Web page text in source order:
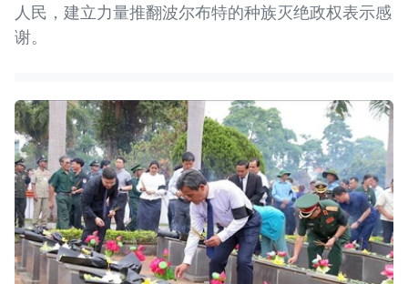
人民，建立力量推翻波尔布特的种族灭绝政权表示感
谢。